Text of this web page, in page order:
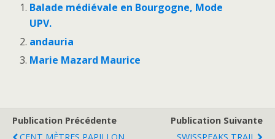
Balade médiévale en Bourgogne, Mode
UPV.
andauria
Marie Mazard Maurice
Publication Précédente
Publication Suivante